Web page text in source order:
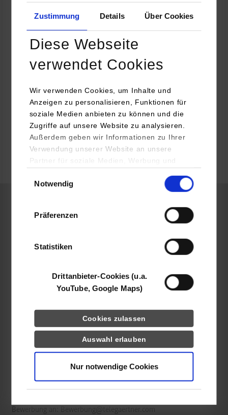
Zustimmung Details Über Cookies
Diese Webseite
verwendet Cookies
Wir verwenden Cookies, um Inhalte und
Anzeigen zu personalisieren, Funktionen für
soziale Medien anbieten zu können und die
Zugriffe auf unsere Website zu analysieren.
Außerdem geben wir Informationen zu Ihrer
Verwendung unserer Website an unsere
Partner für soziale Medien, Werbung und
YouTube, Google Maps) führen diese
Daten zusammen, die Sie ihnen bereitgestellt
haben oder die sie im Rahmen Ihrer Nutzung
Notwendig
Präferenzen
Statistiken
Drittanbieter-Cookies (u.a.
YouTube, Google Maps)
Cookies zulassen
Auswahl erlauben
Nur notwendige Cookies
07157 1255290
Die Welt wächst zusammen, digitale Lösungen sind die
Architekten. Werde DU teil des Teams und bewirb dich jetzt!
Bewerbung an: Bewerbung@telegaertner.com
Wirtschaftsinformatik / Industrie
Telegärtner Karl Gärtner GmbH
https://www.telegaertner.com/jobs
Florian Brennenstuhl
Florian.Brennenstuhl@telegaertner.com
Die Welt wächst zusammen, digitale Lösungen sind die
Bewerbung an: Bewerbung@telegaertner.com